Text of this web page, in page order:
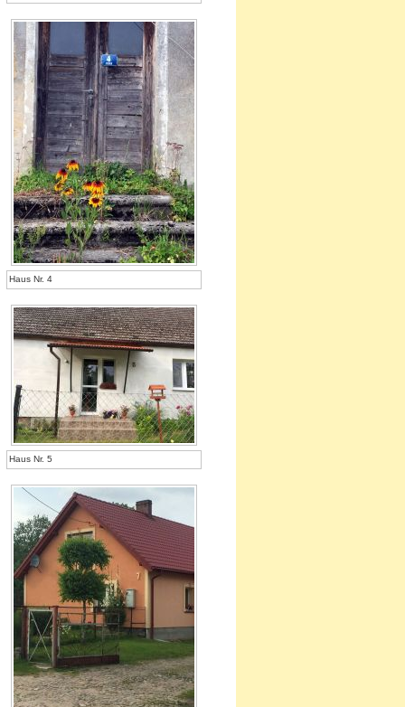
Haus Nr. 4
Haus Nr. 5